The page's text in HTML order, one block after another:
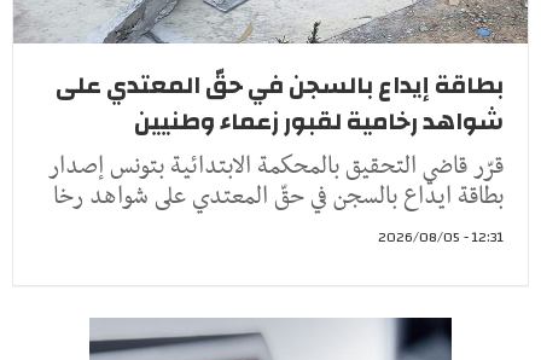
بطاقة إيداع بالسجن في حقّ المعتدي على
شواهد رخامية لقبور زعماء وطنيين
قرّر قاضي التحقيق بالمحكمة الابتدائية بتونس إصدار
بطاقة ايداع بالسجن في حقّ المعتدي على شواهد رخا
12:31 - 2026/08/05